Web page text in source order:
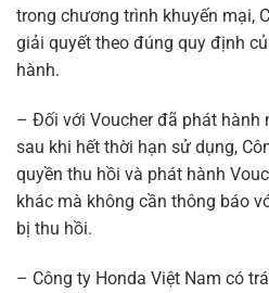
trong chương trình khuyến mại,
giải quyết theo đúng quy định
hành.
– Đối với Voucher đã phát hành
sau khi hết thời hạn sử dụng,
quyền thu hồi và phát hành
khác mà không cần thông báo
bị thu hồi.
– Công ty Honda Việt Nam có